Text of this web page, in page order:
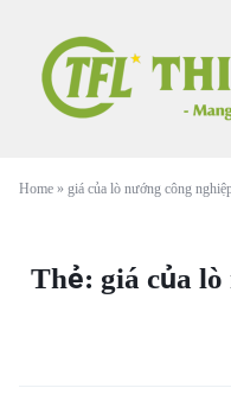
Home » giá của lò nướng công
Thẻ: giá của